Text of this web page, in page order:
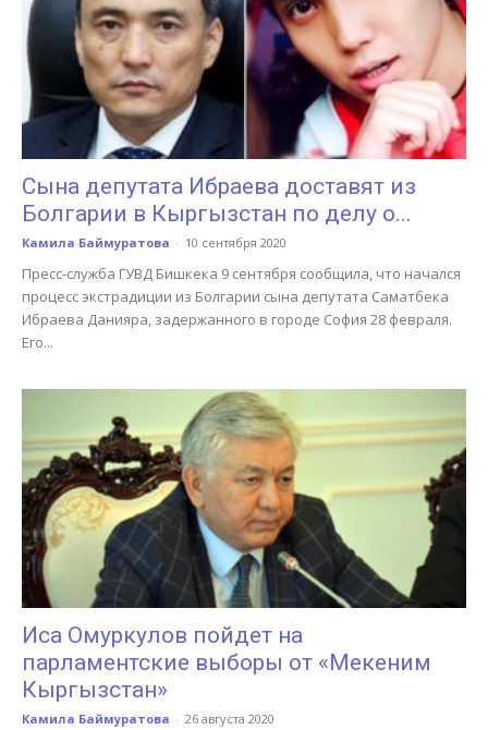
Сына депутата Ибраева доставят из
Болгарии в Кыргызстан по делу о...
Камила Баймуратова - 10 сентября 2020
Пресс-служба ГУВД Бишкека 9 сентября сообщила, что начался
процесс экстрадиции из Болгарии сына депутата Саматбека
Ибраева Данияра, задержанного в городе София 28 февраля.
Его...
Иса Омуркулов пойдет на
парламентские выборы от «Мекеним
Кыргызстан»
Камила Баймуратова - 26 августа 2020